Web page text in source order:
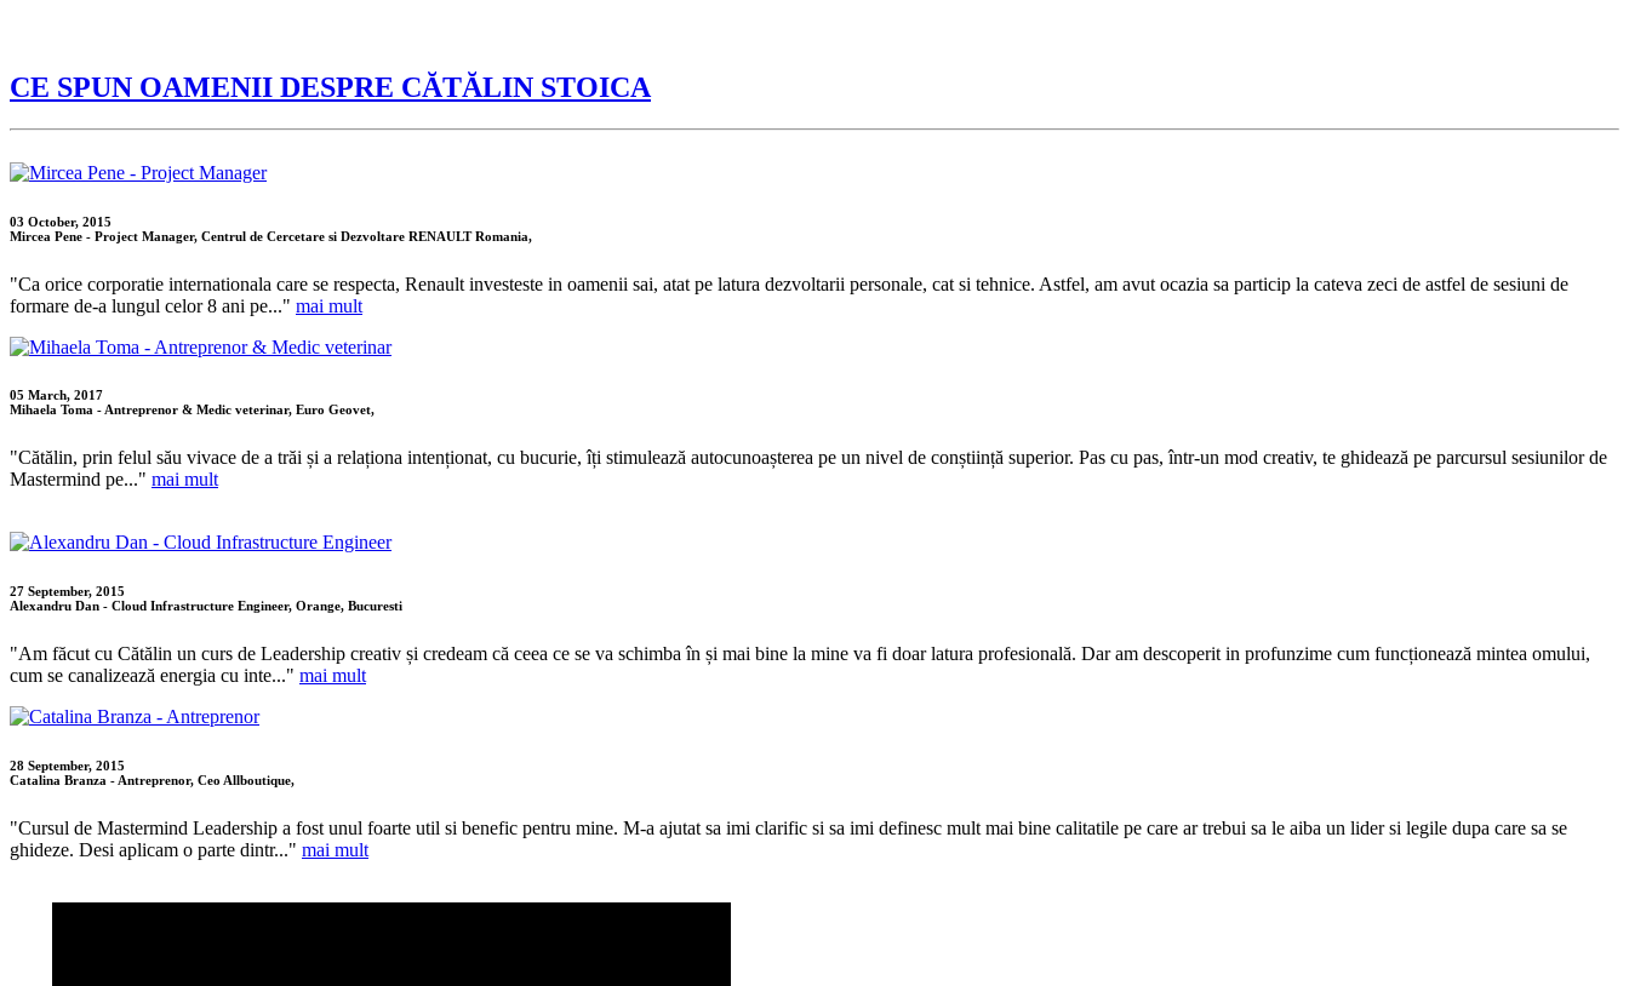
CE SPUN OAMENII DESPRE CĂTĂLIN STOICA
03 October, 2015
Mircea Pene - Project Manager, Centrul de Cercetare si Dezvoltare RENAULT Romania,
"Ca orice corporatie internationala care se respecta, Renault investeste in oamenii sai, atat pe latura dezvoltarii personale, cat si tehnice. Astfel, am avut ocazia sa particip la cateva zeci de astfel de sesiuni de
formare de-a lungul celor 8 ani pe..." mai mult
05 March, 2017
Mihaela Toma - Antreprenor & Medic veterinar, Euro Geovet,
"Cătălin, prin felul său vivace de a trăi și a relaționa intenționat, cu bucurie, îți stimulează autocunoașterea pe un nivel de conștiință superior. Pas cu pas, într-un mod creativ, te ghidează pe parcursul sesiunilor de
Mastermind pe..." mai mult
27 September, 2015
Alexandru Dan - Cloud Infrastructure Engineer, Orange, Bucuresti
"Am făcut cu Cătălin un curs de Leadership creativ și credeam că ceea ce se va schimba în și mai bine la mine va fi doar latura profesională. Dar am descoperit in profunzime cum funcționează mintea omului,
cum se canalizează energia cu inte..." mai mult
28 September, 2015
Catalina Branza - Antreprenor, Ceo Allboutique,
"Cursul de Mastermind Leadership a fost unul foarte util si benefic pentru mine. M-a ajutat sa imi clarific si sa imi definesc mult mai bine calitatile pe care ar trebui sa le aiba un lider si legile dupa care sa se
ghideze. Desi aplicam o parte dintr..." mai mult